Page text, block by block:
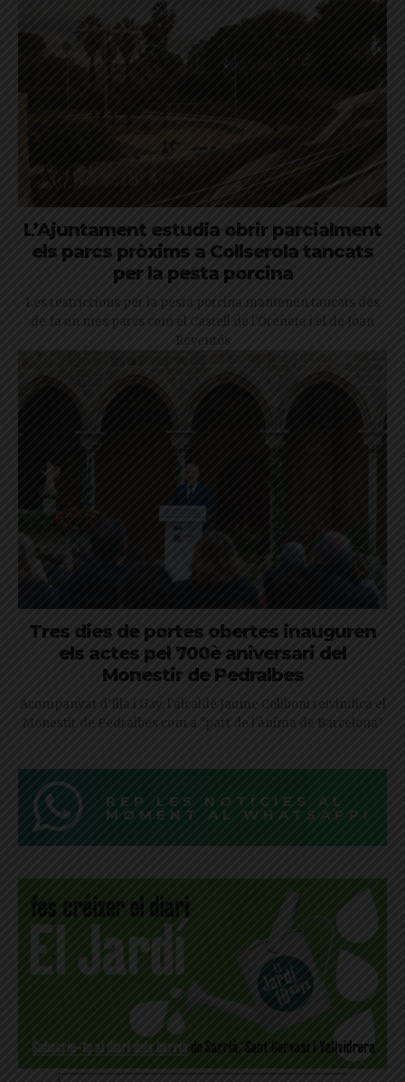
L’Ajuntament estudia obrir parcialment
els parcs pròxims a Collserola tancats
per la pesta porcina
Les restriccions per la pesta porcina mantenen tancats des
de fa un mes parcs com el Castell de l'Oreneta i el de Joan
Reventós
Tres dies de portes obertes inauguren
els actes pel 700è aniversari del
Monestir de Pedralbes
Acompanyat d'Illa i Gay, l'alcalde Jaume Collboni reivindica el
Monestir de Pedralbes com a "part de l'ànima de Barcelona"
REP LES NOTÍCIES AL
MOMENT AL WHATSAPP!